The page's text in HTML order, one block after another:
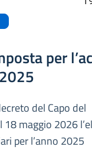
per
del Capo del
maggio 2026
per l’anno 2025